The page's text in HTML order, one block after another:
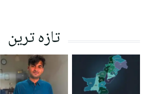
تازہ ترین